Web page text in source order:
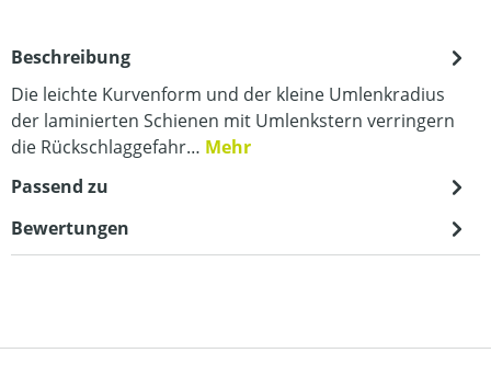
Beschreibung
Die leichte Kurvenform und der kleine Umlenkradius
der laminierten Schienen mit Umlenkstern verringern
die Rückschlaggefahr… Mehr
Passend zu
Bewertungen